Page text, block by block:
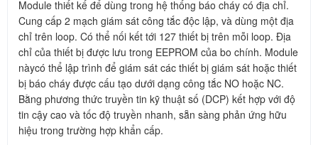
– Nhiệt độ àm việc : 0 °C đến 49 °C
– Độ ẩm làm việc : ≤90%
7.4 Các module cách ly địa chỉ
– Mô tả: có tác dụng cách ly khi đường dây có sự cố.
– LED hiển thị trạng thái: LED hiển thị 1 trạng thái
– Điện áp làm việc : 33 ~ 41 VDC
– Dòng tiêu thụ ở trạng thái tĩnh : 270 μA